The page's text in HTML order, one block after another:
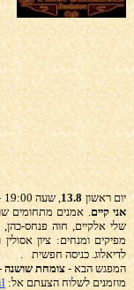
יום ראשון 13.8, שעה 19:00 -
אני קיים. אמנים מתחומים
שלי אלקיים, חוה פנחס-כהן,
מפיקים ומנחים: ציון
לדיאלוג. כניסה חפשית .
המפגש הבא -צומחת שושנה
מוזמנים לשלוח הצעתם אל: